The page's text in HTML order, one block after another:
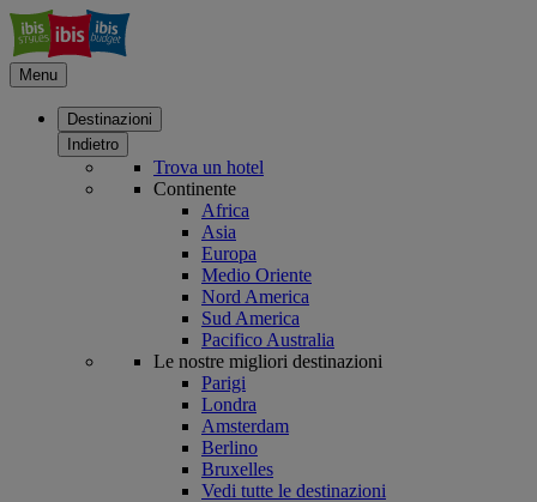
Menu
Destinazioni
Indietro
Trova un hotel
Continente
Africa
Asia
Europa
Medio Oriente
Nord America
Sud America
Pacifico Australia
Le nostre migliori destinazioni
Parigi
Londra
Amsterdam
Berlino
Bruxelles
Vedi tutte le destinazioni